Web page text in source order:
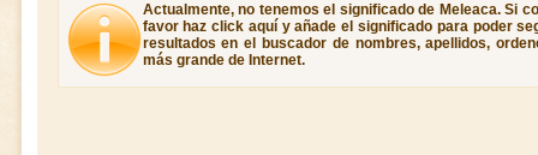
Actualmente, no tenemos el significado de Meleaca. Si
favor haz click aquí y añade el significado para poder
resultados en el buscador de nombres, apellidos,
más grande de Internet.